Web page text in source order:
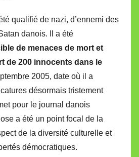
qualifié de nazi, d’ennemi des
danois. Il a été
de menaces de mort et
de 200 innocents dans le
2005, date où il a
désormais tristement
pour le journal danois
a été un point focal de la
de la diversité culturelle et
démocratiques.